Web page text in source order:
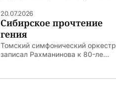
20.07.2026
Сибирское прочтение
гения
Томский симфонический оркестр
записал Рахманинова к 80-ле...